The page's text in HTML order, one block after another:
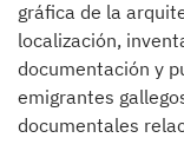
gráfica de la
localización,
documentación y
emigrantes
documentales